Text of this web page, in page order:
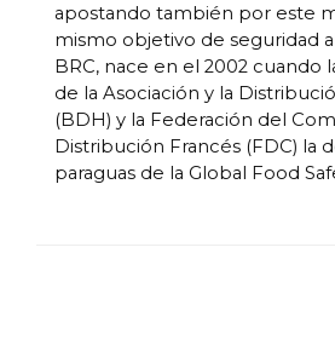
apostando también por este
mismo objetivo de seguridad
BRC, nace en el 2002 cuando
de la Asociación y la
(BDH) y la Federación del
Distribución Francés (FDC) la
paraguas de la Global Food